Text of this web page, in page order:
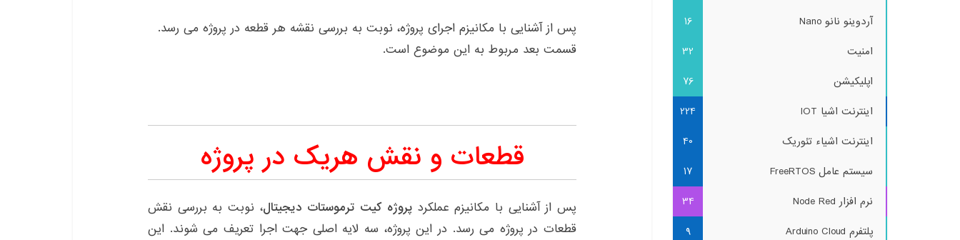
پس از آشنایی با مکانیزم اجرای پروژه، نوبت به بررسی نقشه هر قطعه در پروژه می رسد.
قسمت بعد مربوط به این موضوع است.
قطعات و نقش هریک در پروژه
پس از آشنایی با مکانیزم عملکردپروژه کیت ترموستات دیجیتال، نوبت به بررسی نقش
قطعات در پروژه می رسد. در این پروژه، سه لایه اصلی جهت اجرا تعریف می شوند. این
آردوینو نانو Nano
16
امنیت
32
اپلیکیشن
76
اینترنت اشیا IOT
224
اینترنت اشیاء تئوریک
40
سیستم عامل FreeRTOS
17
نرم افزار Node Red
34
پلتفرم Arduino Cloud
9